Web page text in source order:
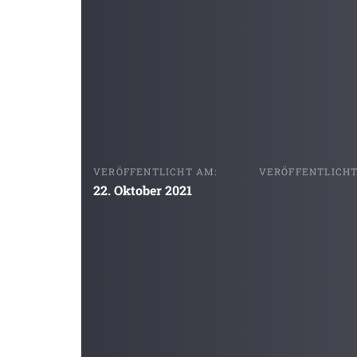
VERÖFFENTLICHT AM:
22. Oktober 2021